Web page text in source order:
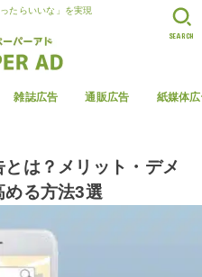
たらいいな」を実現
雑誌広告 通販広告 紙媒体
SEARCH
は？メリット・デメ
める方法3選